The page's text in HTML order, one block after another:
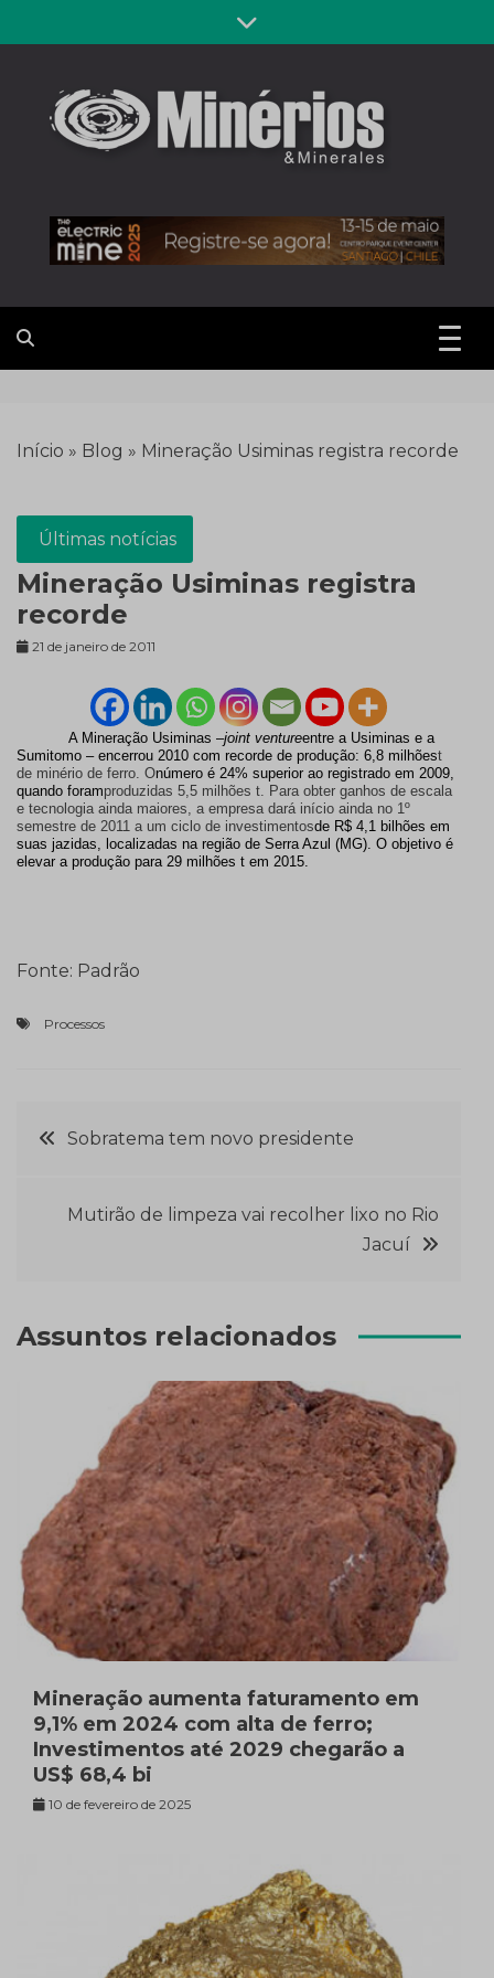
to
Revista
Minérios &
Minerales
Início » Blog » Mineração Usiminas registra recorde
Últimas notícias
Mineração Usiminas registra
recorde
21 de janeiro de 2011
A Mineração Usiminas –joint ventureentre a Usiminas e a
Sumitomo – encerrou 2010 com recorde de produção: 6,8 milhõest
de minério de ferro. Onúmero é 24% superior ao registrado em 2009,
quando foramproduzidas 5,5 milhões t. Para obter ganhos de escala
e tecnologia ainda maiores, a empresa dará início ainda no 1º
semestre de 2011 a um ciclo de investimentosde R$ 4,1 bilhões em
suas jazidas, localizadas na região de Serra Azul (MG). O objetivo é
elevar a produção para 29 milhões t em 2015.
Fonte: Padrão
Processos
Navegação
Sobratema tem novo presidente
Mutirão de limpeza vai recolher lixo no Rio
Jacuí
Assuntos relacionados
Mineração aumenta faturamento em
9,1% em 2024 com alta de ferro;
Investimentos até 2029 chegarão a
US$ 68,4 bi
10 de fevereiro de 2025